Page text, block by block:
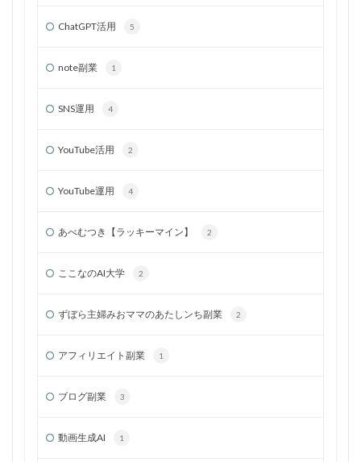
ChatGPT活用 5
note副業 1
SNS運用 4
YouTube活用 2
YouTube運用 4
あべむつき【ラッキーマイン】 2
ここなのAI大学 2
ずぼら主婦みおママのあたしンち副業 2
アフィリエイト副業 1
ブログ副業 3
動画生成AI 1